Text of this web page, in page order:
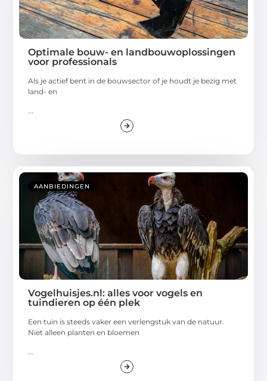
Optimale bouw- en landbouwoplossingen
voor professionals
Als je actief bent in de bouwsector of je houdt je bezig met
land- en
AANBIEDINGEN
Vogelhuisjes.nl: alles voor vogels en
tuindieren op één plek
Een tuin is steeds vaker een verlengstuk van de natuur.
Niet alleen planten en bloemen
...